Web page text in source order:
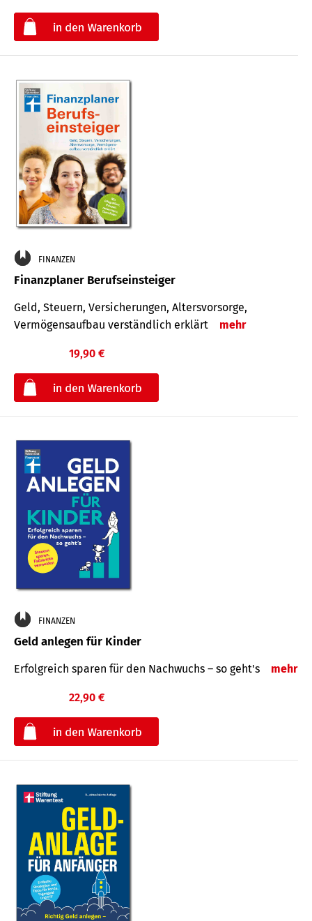
FINANZEN
Finanzplaner Berufseinsteiger
Geld, Steuern, Versicherungen, Altersvorsorge,
Vermögensaufbau verständlich erklärt
mehr
19,90 €
FINANZEN
Geld anlegen für Kinder
Erfolgreich sparen für den Nachwuchs – so geht's mehr
22,90 €